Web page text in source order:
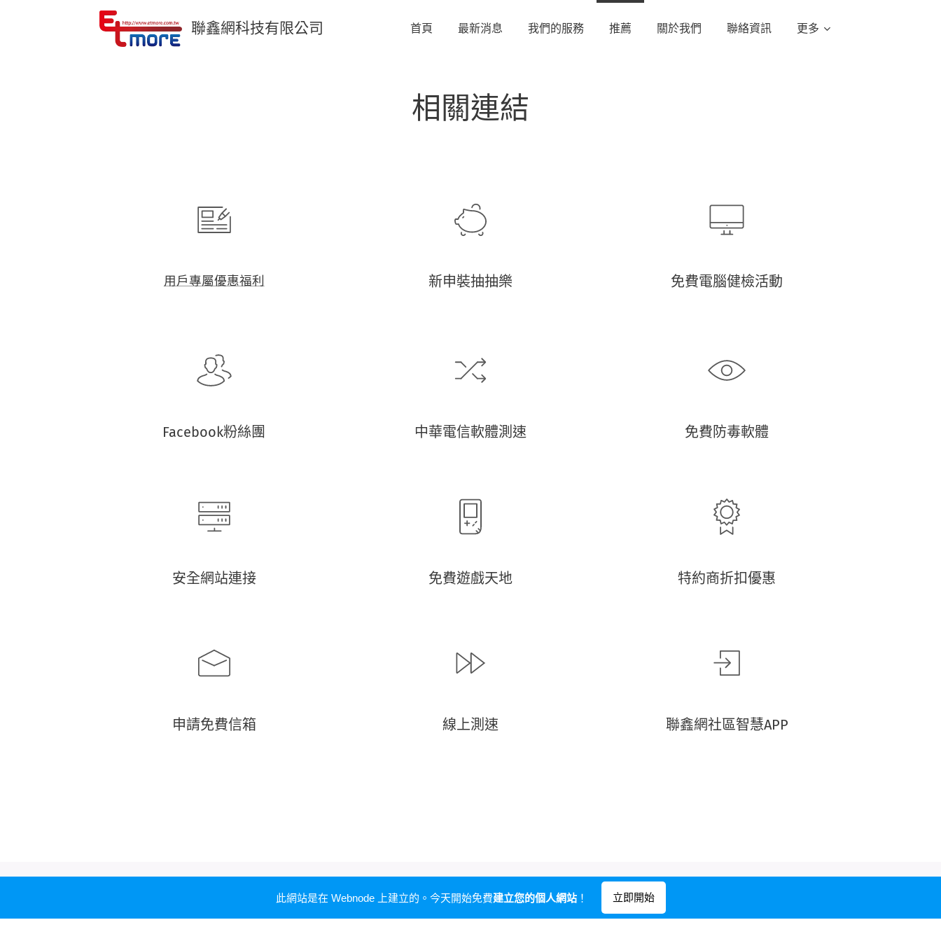
聯鑫網科技有限公司 首頁 最新消息 我們的服務 推薦 關於我們 聯絡資訊 更多
相關連結
用戶專屬優惠福利 新申裝抽抽樂 免費電腦健檢活動
Facebook粉絲團 中華電信軟體測速 免費防毒軟體
安全網站連接 免費遊戲天地 特約商折扣優惠
申請免費信箱 線上測速 聯鑫網社區智慧APP
聯鑫網科技有限公司。300新竹市士林東路25號
此網站是在 Webnode 上建立的。今天開始免費建立您的個人網站！ 立即開始